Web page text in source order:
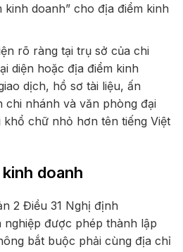
kinh doanh” cho địa điểm kinh
rõ ràng tại trụ sở của chi
diện hoặc địa điểm kinh
dịch, hồ sơ tài liệu, ấn
chi nhánh và văn phòng đại
khổ chữ nhỏ hơn tên tiếng Việt
doanh
2 Điều 31 Nghị định
nghiệp được phép thành lập
bắt buộc phải cùng địa chỉ